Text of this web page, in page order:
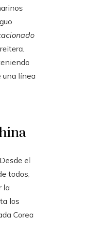
una línea
el
todos,
la
los
Corea